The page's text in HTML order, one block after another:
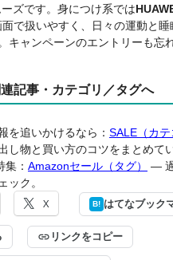
ズです。身につけ系では
で扱いやすく、日々の運動と睡
キャンペーンのエントリーも忘
連記事・カテゴリ／タグへ
を追いかけるなら： SALE（カテ
し物と買い方のコツをまとめて
集： Amazonセール（タグ）
―
ック。
X B! はてなブック
リンクをコピー